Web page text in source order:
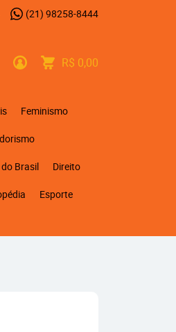
(21) 98258-8444
R$ 0,00
Feminismo
Brasil Direito
Esporte